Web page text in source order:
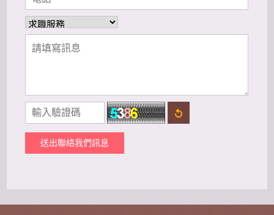
送出聯絡我們訊息